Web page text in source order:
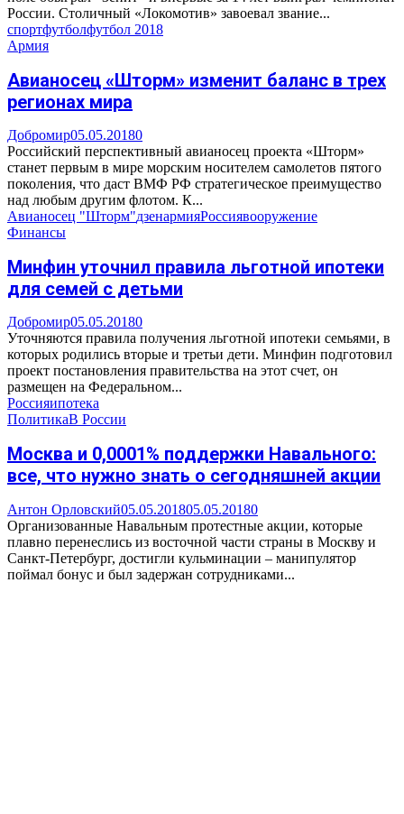
России. Столичный «Локомотив» завоевал звание...
спортфутболфутбол 2018
Армия
Авианосец «Шторм» изменит баланс в трех
регионах мира
Добромир05.05.20180
Российский перспективный авианосец проекта «Шторм»
станет первым в мире морским носителем самолетов пятого
поколения, что даст ВМФ РФ стратегическое преимущество
над любым другим флотом. К...
Авианосец "Шторм"дзенармияРоссиявооружение
Финансы
Минфин уточнил правила льготной ипотеки
для семей с детьми
Добромир05.05.20180
Уточняются правила получения льготной ипотеки семьями, в
которых родились вторые и третьи дети. Минфин подготовил
проект постановления правительства на этот счет, он
размещен на Федеральном...
Россияипотека
ПолитикаВ России
Москва и 0,0001% поддержки Навального:
все, что нужно знать о сегодняшней акции
Антон Орловский05.05.201805.05.20180
Организованные Навальным протестные акции, которые
плавно перенеслись из восточной части страны в Москву и
Санкт-Петербург, достигли кульминации – манипулятор
поймал бонус и был задержан сотрудниками...